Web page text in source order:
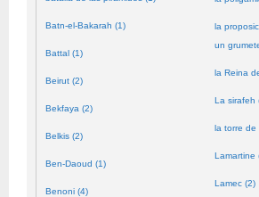
Batn-el-Bakarah (1)
Battal (1)
Beirut (2)
Bekfaya (2)
Belkis (2)
Ben-Daoud (1)
Benoni (4)
la
un
la Reina
La sirafeh
la torre de
Lamartine
Lamec (2)